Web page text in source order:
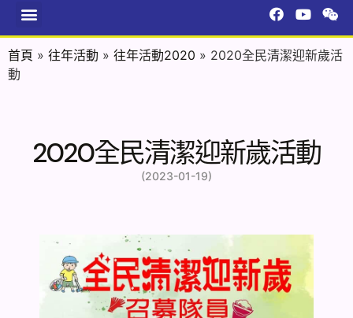
首頁 » 往年活動 » 往年活動2020 » 2020全民清潔迎新歲活
動
2020全民清潔迎新歲活動
(2023-01-19)